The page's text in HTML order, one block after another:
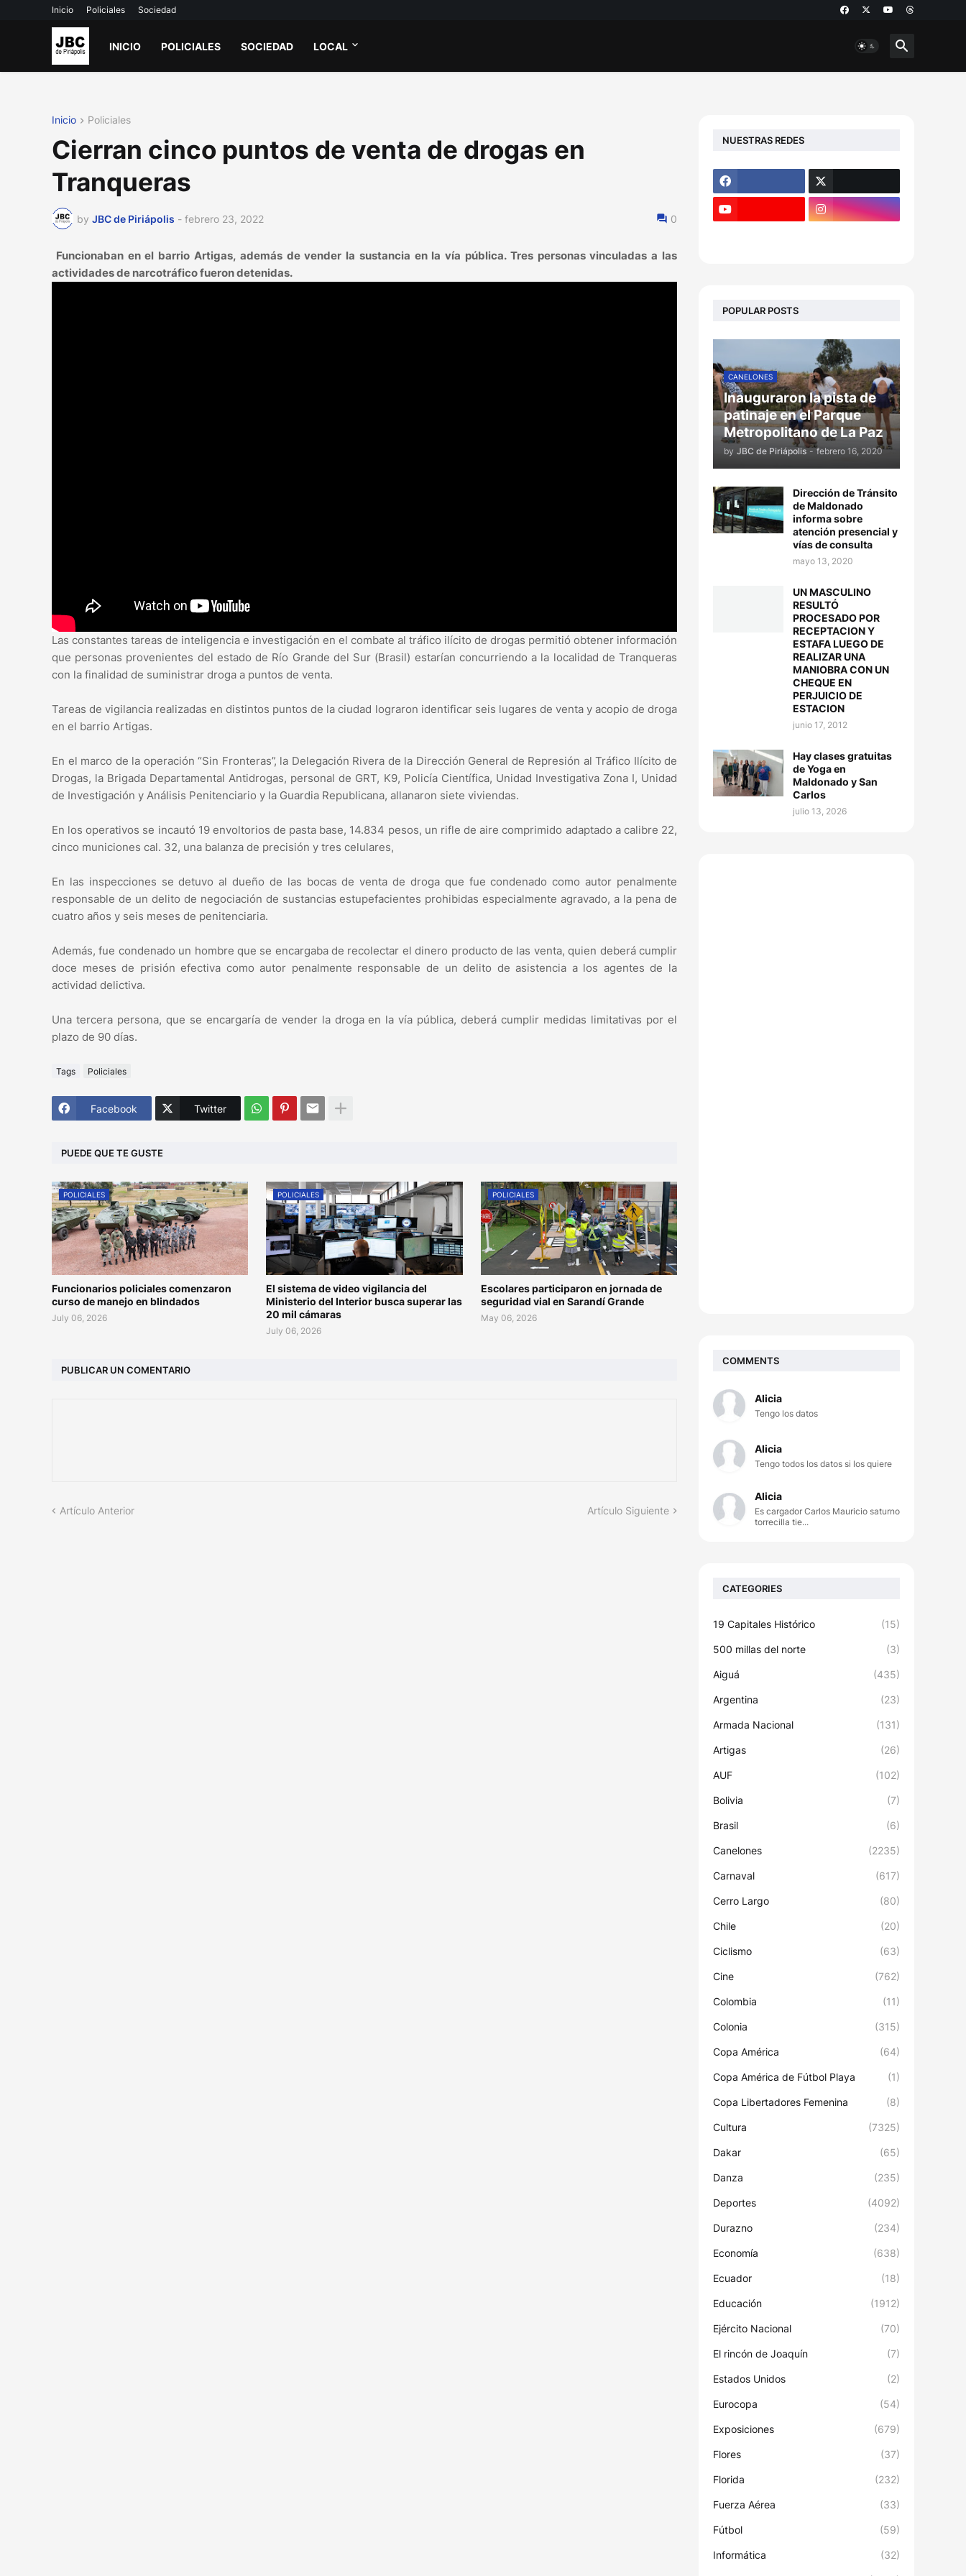
Inicio Policiales Sociedad
INICIO POLICIALES SOCIEDAD LOCAL
Inicio Policiales
Cierran cinco puntos de venta de drogas en
Tranqueras
by JBC de Piriápolis - febrero 23, 2022 0
Funcionaban en el barrio Artigas, además de vender la sustancia en la vía pública. Tres personas vinculadas a las
actividades de narcotráfico fueron detenidas.
Las constantes tareas de inteligencia e investigación en el combate al tráfico ilícito de drogas permitió obtener información
que personas provenientes del estado de Río Grande del Sur (Brasil) estarían concurriendo a la localidad de Tranqueras
con la finalidad de suministrar droga a puntos de venta.
Tareas de vigilancia realizadas en distintos puntos de la ciudad lograron identificar seis lugares de venta y acopio de droga
en el barrio Artigas.
En el marco de la operación “Sin Fronteras”, la Delegación Rivera de la Dirección General de Represión al Tráfico Ilícito de
Drogas, la Brigada Departamental Antidrogas, personal de GRT, K9, Policía Científica, Unidad Investigativa Zona I, Unidad
de Investigación y Análisis Penitenciario y la Guardia Republicana, allanaron siete viviendas.
En los operativos se incautó 19 envoltorios de pasta base, 14.834 pesos, un rifle de aire comprimido adaptado a calibre 22,
cinco municiones cal. 32, una balanza de precisión y tres celulares,
En las inspecciones se detuvo al dueño de las bocas de venta de droga que fue condenado como autor penalmente
responsable de un delito de negociación de sustancias estupefacientes prohibidas especialmente agravado, a la pena de
cuatro años y seis meses de penitenciaria.
Además, fue condenado un hombre que se encargaba de recolectar el dinero producto de las venta, quien deberá cumplir
doce meses de prisión efectiva como autor penalmente responsable de un delito de asistencia a los agentes de la
actividad delictiva.
Una tercera persona, que se encargaría de vender la droga en la vía pública, deberá cumplir medidas limitativas por el
plazo de 90 días.
Tags Policiales
Facebook Twitter
PUEDE QUE TE GUSTE
POLICIALES
Funcionarios policiales comenzaron
curso de manejo en blindados
July 06, 2026
POLICIALES
El sistema de video vigilancia del
Ministerio del Interior busca superar las
20 mil cámaras
July 06, 2026
POLICIALES
Escolares participaron en jornada de
seguridad vial en Sarandí Grande
May 06, 2026
PUBLICAR UN COMENTARIO
Artículo Anterior Artículo Siguiente
NUESTRAS REDES
POPULAR POSTS
CANELONES
Inauguraron la pista de
patinaje en el Parque
Metropolitano de La Paz
by JBC de Piriápolis - febrero 16, 2020
Dirección de Tránsito
de Maldonado
informa sobre
atención presencial y
vías de consulta
mayo 13, 2020
UN MASCULINO
RESULTÓ
PROCESADO POR
RECEPTACION Y
ESTAFA LUEGO DE
REALIZAR UNA
MANIOBRA CON UN
CHEQUE EN
PERJUICIO DE
ESTACION
junio 17, 2012
Hay clases gratuitas
de Yoga en
Maldonado y San
Carlos
julio 13, 2026
COMMENTS
Alicia
Tengo los datos
Alicia
Tengo todos los datos si los quiere
Alicia
Es cargador Carlos Mauricio saturno
torrecilla tie...
CATEGORIES
19 Capitales Histórico (15)
500 millas del norte (3)
Aiguá (435)
Argentina (23)
Armada Nacional (131)
Artigas (26)
AUF (102)
Bolivia (7)
Brasil (6)
Canelones (2235)
Carnaval (617)
Cerro Largo (80)
Chile (20)
Ciclismo (63)
Cine (762)
Colombia (11)
Colonia (315)
Copa América (64)
Copa América de Fútbol Playa (1)
Copa Libertadores Femenina (8)
Cultura (7325)
Dakar (65)
Danza (235)
Deportes (4092)
Durazno (234)
Economía (638)
Ecuador (18)
Educación (1912)
Ejército Nacional (70)
El rincón de Joaquín (7)
Estados Unidos (2)
Eurocopa (54)
Exposiciones (679)
Flores (37)
Florida (232)
Fuerza Aérea (33)
Fútbol (59)
Informática (32)